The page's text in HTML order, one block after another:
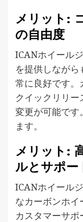
メリット:
の自由度
ICANホイール
を提供しなが
常に良好です。
クイックリリ
変更が可能です
ます。
メリット:
ルとサポー
ICANホイール
なカーボンホイ
カスタマーサ